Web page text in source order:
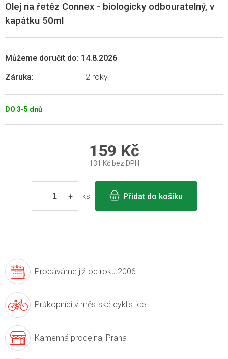
DO 3-5 dnů
Můžeme doručit do: 14.8.2026
Záruka: 2 roky
Olej na řetěz Connex - biologicky odbouratelný, v
kapátku 50ml
159 Kč
131 Kč bez DPH
cena:
ks
Přidat do košíku
Prodáváme již od roku 2006
Průkopníci v městské cyklistice
Kamenná prodejna, Praha